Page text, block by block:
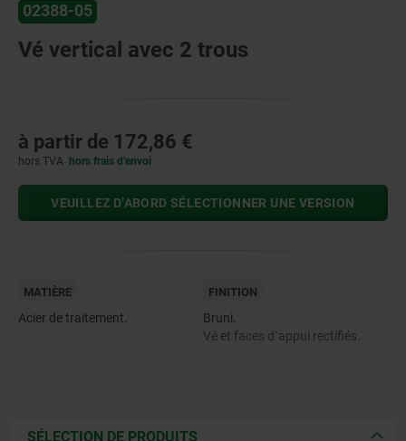
02388-05
Vé vertical avec 2 trous
à partir de 172,86 €
hors TVA hors frais d’envoi
VEUILLEZ D’ABORD SÉLECTIONNER UNE VERSION
MATIÈRE
Acier de traitement.
FINITION
Bruni.
Vé et faces d´appui rectifiés.
SÉLECTION DE PRODUITS